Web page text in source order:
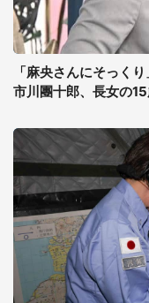
「麻央さんにそっく
市川團十郎、長女の